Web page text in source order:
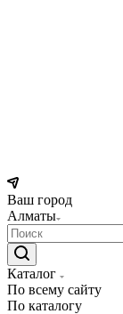
Ваш город
Алматы
Каталог
По всему сайту
По каталогу